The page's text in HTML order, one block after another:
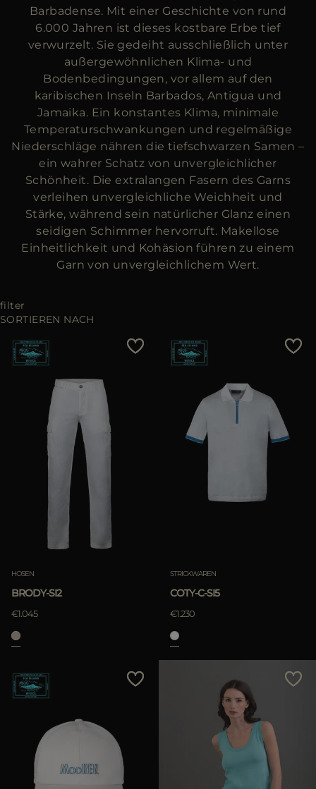
Barbadense. Mit einer Geschichte von rund
6.000 Jahren ist dieses kostbare Erbe tief
verwurzelt. Sie gedeiht ausschließlich unter
außergewöhnlichen Klima- und
Bodenbedingungen, vor allem auf den
karibischen Inseln Barbados, Antigua und
Jamaika. Ein konstantes Klima, minimale
Temperaturschwankungen und regelmäßige
Niederschläge nähren die tiefschwarzen Samen –
ein wahrer Schatz von unvergleichlicher
Schönheit. Die extralangen Fasern des Garns
verleihen unvergleichliche Weichheit und
Stärke, während sein natürlicher Glanz einen
seidigen Schimmer hervorruft. Makellose
Einheitlichkeit und Kohäsion führen zu einem
Garn von unvergleichlichem Wert.
filter
SORTIEREN NACH
löschen
Preis - niedrig zu hoch
Preis - hoch zu niedrig
Bestseller
Most Popular
HOSEN
BRODY-SI2
€1.045
STRICKWAREN
COTY-C-SI5
€1.230